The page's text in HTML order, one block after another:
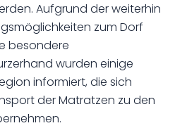
Aufgrund der weiterhin
zum Dorf
besondere
wurden einige
informiert, die sich
der Matratzen zu den